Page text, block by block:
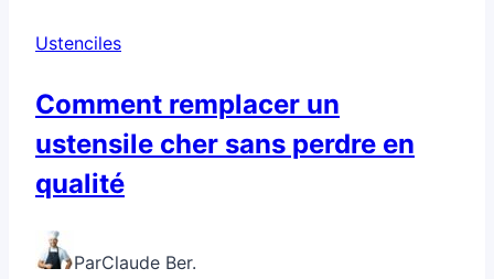
Ustenciles
Comment remplacer un
ustensile cher sans perdre en
qualité
ParClaude Ber.